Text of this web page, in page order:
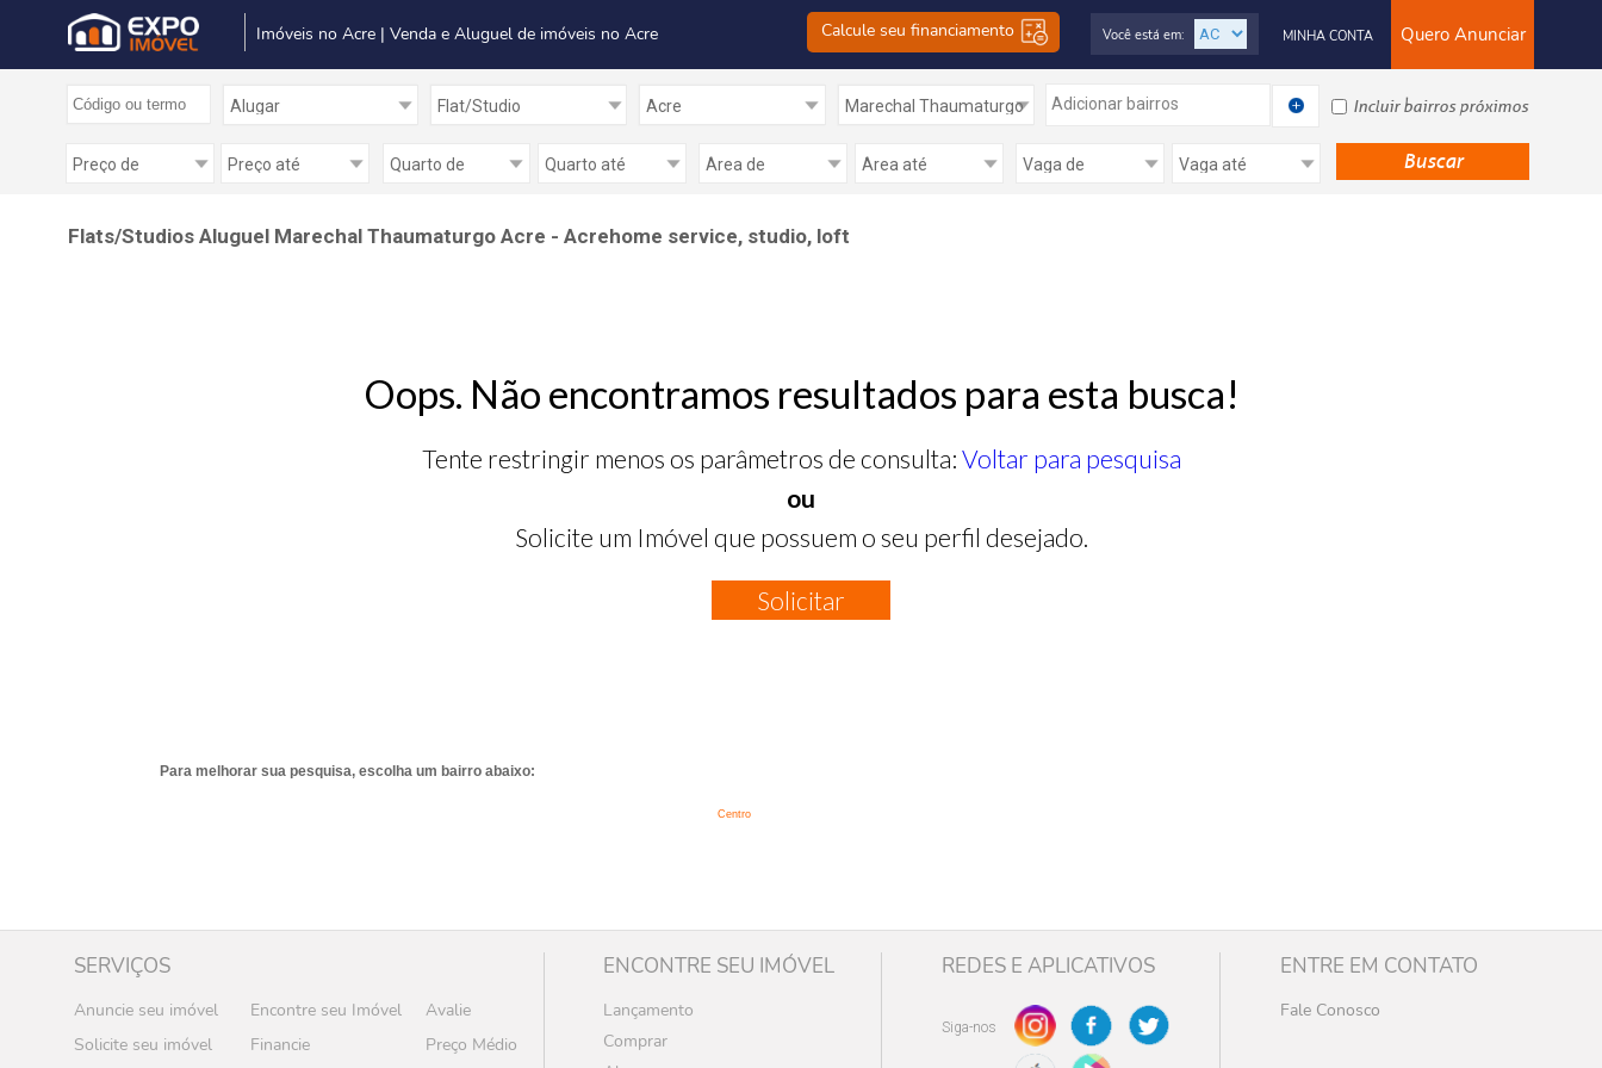
Imóveis no Acre | Venda e Aluguel de imóveis no Acre Calcule seu financiamento Quero Anunciar
MINHA CONTA
Você está em:
Adicionar bairros Incluir bairros próximos
Flats/Studios Aluguel Marechal Thaumaturgo Acre - Acrehome service, studio, loft
Oops. Não encontramos resultados para esta busca!
Tente restringir menos os parâmetros de consulta: Voltar para pesquisa
ou
Solicite um Imóvel que possuem o seu perfil desejado.
Solicitar
Para melhorar sua pesquisa, escolha um bairro abaixo:
Centro
SERVIÇOS
Anuncie seu imóvel Encontre seu Imóvel
Avalie
Solicite seu imóvel
Financie
Preço Médio
ENCONTRE SEU IMÓVEL
Lançamento
Comprar
REDES E APLICATIVOS
Siga-nos
ENTRE EM CONTATO
Fale Conosco